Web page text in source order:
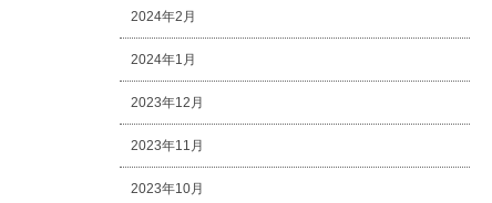
2024年2月
2024年1月
2023年12月
2023年11月
2023年10月